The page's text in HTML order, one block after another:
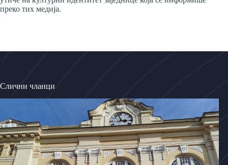
преко тих медија.
Слични чланци